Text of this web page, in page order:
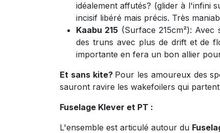
idéalement affutés? (glider à l'infini
incisif libéré mais précis. Très
Kaabu 215 (Surface 215cm²):
des truns avec plus de drift et de
importante en fera un bon allier
Et sans kite? Pour les amoureux des
sauront ravire les wakefoilers qui
Fuselage Klever et PT :
L'ensemble est articulé autour du